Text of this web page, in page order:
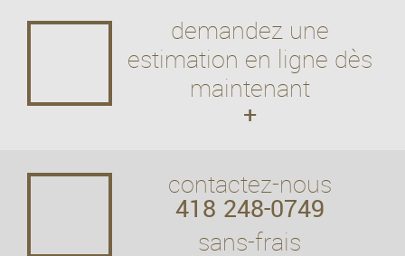
demandez une
estimation en ligne dès
maintenant
+
contactez-nous
418 248-0749
sans-frais